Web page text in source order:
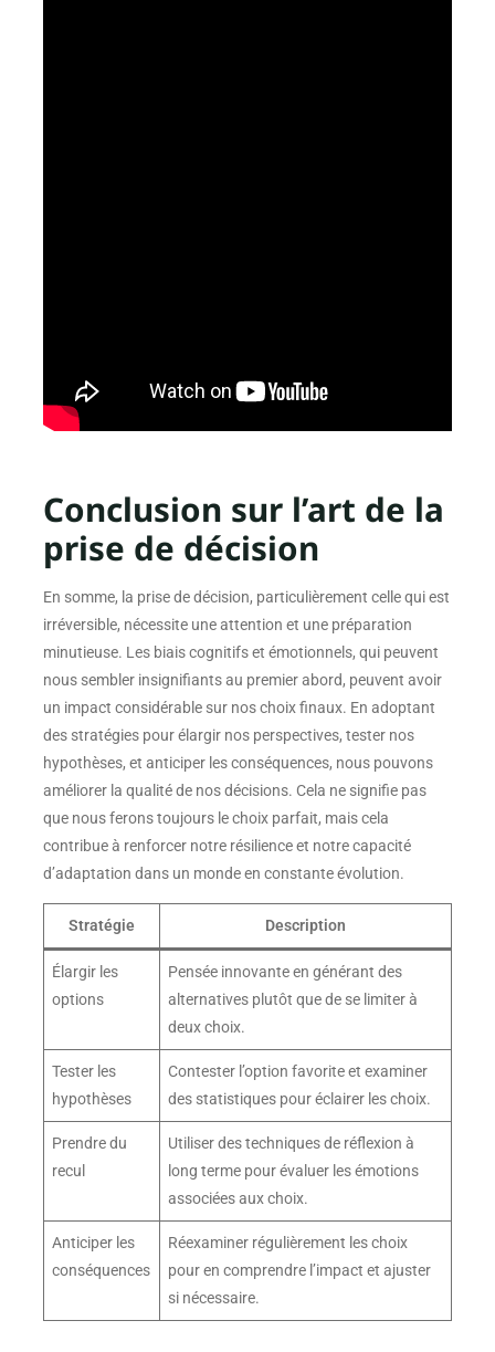
Conclusion sur l’art de la
prise de décision
En somme, la prise de décision, particulièrement celle qui est
irréversible, nécessite une attention et une préparation
minutieuse. Les biais cognitifs et émotionnels, qui peuvent
nous sembler insignifiants au premier abord, peuvent avoir
un impact considérable sur nos choix finaux. En adoptant
des stratégies pour élargir nos perspectives, tester nos
hypothèses, et anticiper les conséquences, nous pouvons
améliorer la qualité de nos décisions. Cela ne signifie pas
que nous ferons toujours le choix parfait, mais cela
contribue à renforcer notre résilience et notre capacité
d’adaptation dans un monde en constante évolution.
Stratégie Description
Élargir les
options
Pensée innovante en générant des
alternatives plutôt que de se limiter à
deux choix.
Tester les
hypothèses
Contester l’option favorite et examiner
des statistiques pour éclairer les choix.
Prendre du
recul
Utiliser des techniques de réflexion à
long terme pour évaluer les émotions
associées aux choix.
Anticiper les
conséquences
Réexaminer régulièrement les choix
pour en comprendre l’impact et ajuster
si nécessaire.